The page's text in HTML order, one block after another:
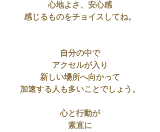
心地よさ、安心感
感じるものをチョイスしてね。
自分の中で
アクセルが入り
新しい場所へ向かって
加速する人も多いことでしょう。
心と行動が
素直に